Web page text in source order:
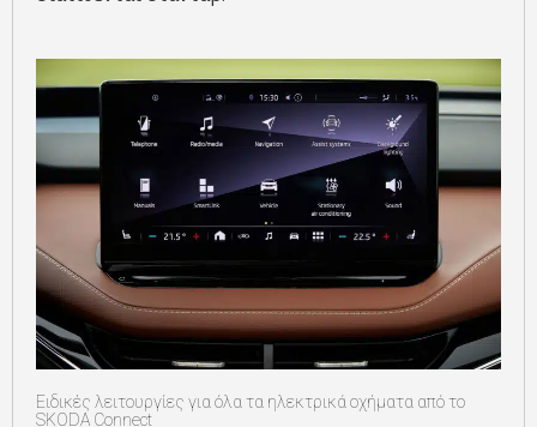
Ειδικές λειτουργίες για όλα τα ηλεκτρικά οχήματα από το
SKODA Connect